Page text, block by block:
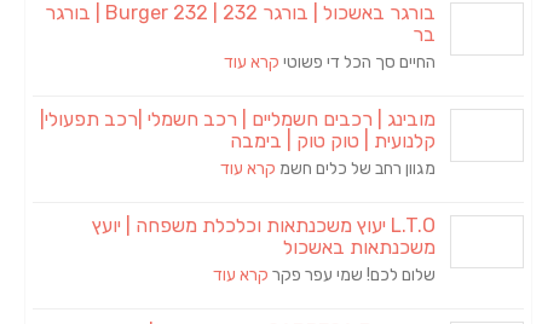
בורגר באשכול | בורגר 232 | Burger 232 | בורגר
בר
החיים סך הכל די פשוטי קרא עוד
מובינג | רכבים חשמליים | רכב חשמלי |רכב תפעולי|
קלנועית | טוק טוק | בימבה
מגוון רחב של כלים חשמ קרא עוד
L.T.O יעוץ משכנתאות וכלכלת משפחה | יועץ
משכנתאות באשכול
שלום לכם! שמי עפר פקר קרא עוד